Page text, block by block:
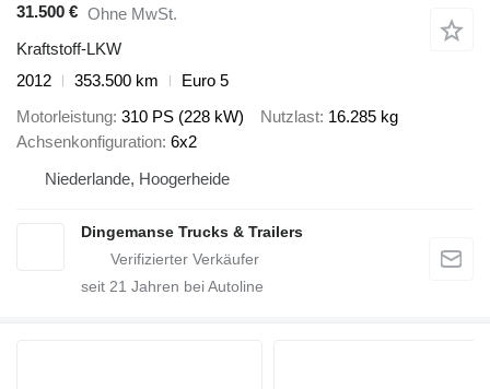
31.500 € Ohne MwSt.
Kraftstoff-LKW
2012
353.500 km
Euro 5
Motorleistung 310 PS (228 kW) Nutzlast 16.285 kg
Achsenkonfiguration 6x2
Niederlande, Hoogerheide
Dingemanse Trucks & Trailers
seit 21 Jahren bei Autoline